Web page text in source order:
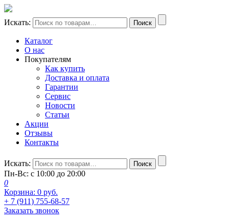
Искать: Поиск
Каталог
О нас
Покупателям
Как купить
Доставка и оплата
Гарантии
Сервис
Новости
Статьи
Акции
Отзывы
Контакты
Искать: Поиск
Пн-Вс: с 10:00 до 20:00
0
Корзина: 0 руб.
+ 7 (911) 755-68-57
Заказать звонок